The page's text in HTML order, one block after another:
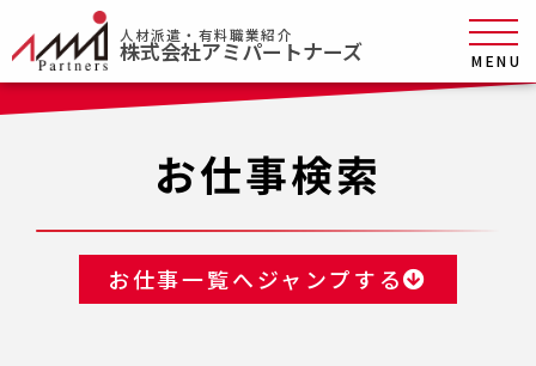
人材派遣・有料職業紹介
株式会社アミパートナーズ MENU
お仕事検索
お仕事一覧へジャンプする